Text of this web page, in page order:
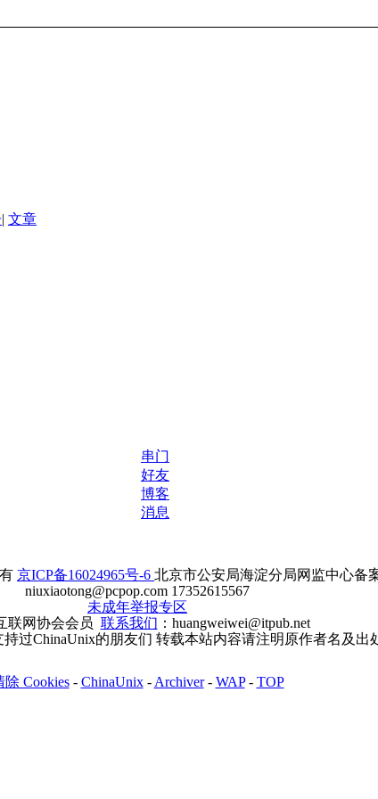
| 文章
串门
好友
博客
消息
京ICP备16024965号-6 北京市公安局海淀分局网监中心备
niuxiaotong@pcpop.com 17352615567
未成年举报专区
联网协会会员 联系我们 ：huangweiwei@itpub.net
过ChinaUnix的朋友们 转载本站内容请注明原作者名及出
除 Cookies- ChinaUnix- Archiver- WAP- TOP